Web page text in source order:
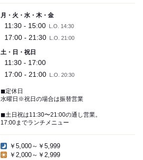
月・火・水・木・金
11:30 - 15:00 L.O. 14:30
17:00 - 21:30 L.O. 21:00
土・日・祝日
11:30 - 17:00
17:00 - 21:00 L.O. 20:30
◼︎定休日
水曜日※祝日の場合は振替営業
◼︎土日祝は11:30〜21:00の通し営業。
17:00までランチメニュー
￥5,000～￥5,999
￥2,000～￥2,999